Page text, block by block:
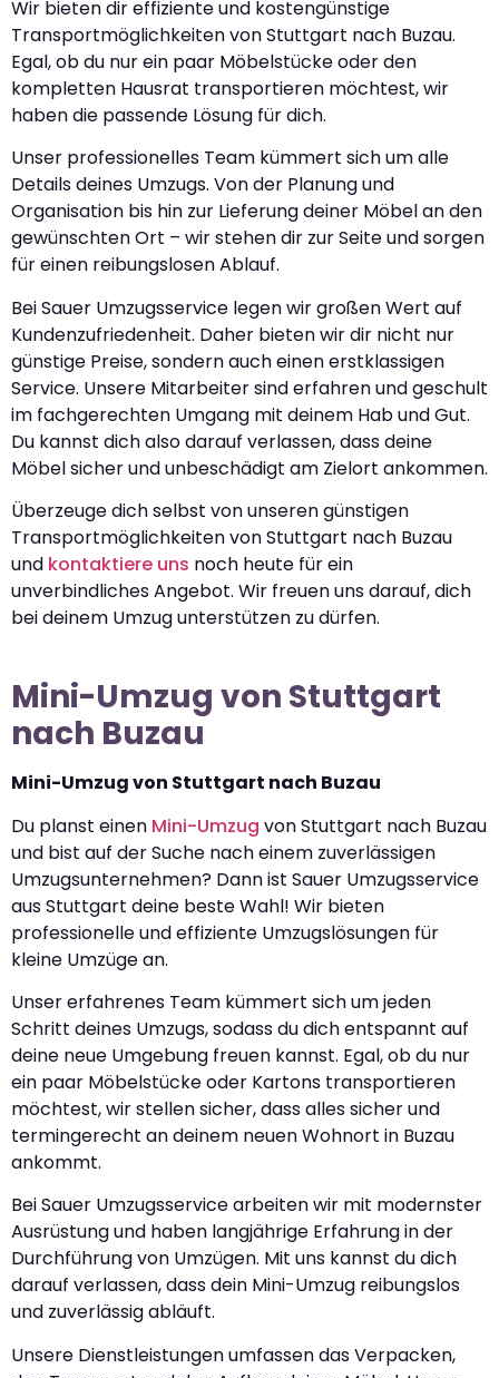
Wir bieten dir effiziente und kostengünstige
Transportmöglichkeiten von Stuttgart nach Buzau.
Egal, ob du nur ein paar Möbelstücke oder den
kompletten Hausrat transportieren möchtest, wir
haben die passende Lösung für dich.
Unser professionelles Team kümmert sich um alle
Details deines Umzugs. Von der Planung und
Organisation bis hin zur Lieferung deiner Möbel an den
gewünschten Ort – wir stehen dir zur Seite und sorgen
für einen reibungslosen Ablauf.
Bei Sauer Umzugsservice legen wir großen Wert auf
Kundenzufriedenheit. Daher bieten wir dir nicht nur
günstige Preise, sondern auch einen erstklassigen
Service. Unsere Mitarbeiter sind erfahren und geschult
im fachgerechten Umgang mit deinem Hab und Gut.
Du kannst dich also darauf verlassen, dass deine
Möbel sicher und unbeschädigt am Zielort ankommen.
Überzeuge dich selbst von unseren günstigen
Transportmöglichkeiten von Stuttgart nach Buzau
und kontaktiere uns noch heute für ein
unverbindliches Angebot. Wir freuen uns darauf, dich
bei deinem Umzug unterstützen zu dürfen.
Mini-Umzug von Stuttgart
nach Buzau
Mini-Umzug von Stuttgart nach Buzau
Du planst einen Mini-Umzug von Stuttgart nach Buzau
und bist auf der Suche nach einem zuverlässigen
Umzugsunternehmen? Dann ist Sauer Umzugsservice
aus Stuttgart deine beste Wahl! Wir bieten
professionelle und effiziente Umzugslösungen für
kleine Umzüge an.
Unser erfahrenes Team kümmert sich um jeden
Schritt deines Umzugs, sodass du dich entspannt auf
deine neue Umgebung freuen kannst. Egal, ob du nur
ein paar Möbelstücke oder Kartons transportieren
möchtest, wir stellen sicher, dass alles sicher und
termingerecht an deinem neuen Wohnort in Buzau
ankommt.
Bei Sauer Umzugsservice arbeiten wir mit modernster
Ausrüstung und haben langjährige Erfahrung in der
Durchführung von Umzügen. Mit uns kannst du dich
darauf verlassen, dass dein Mini-Umzug reibungslos
und zuverlässig abläuft.
Unsere Dienstleistungen umfassen das Verpacken,